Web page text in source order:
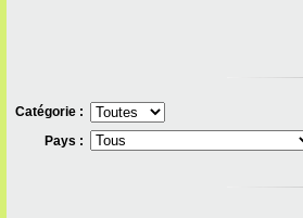
Catégorie :
Pays :